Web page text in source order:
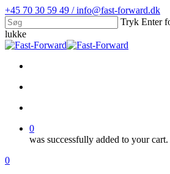
Skip
to
main
content
+45 70 30 59 49 / info@fast-forward.dk
Tryk Enter
lukke
Close
0
was successfully added to your cart.
Menu
search
account
0